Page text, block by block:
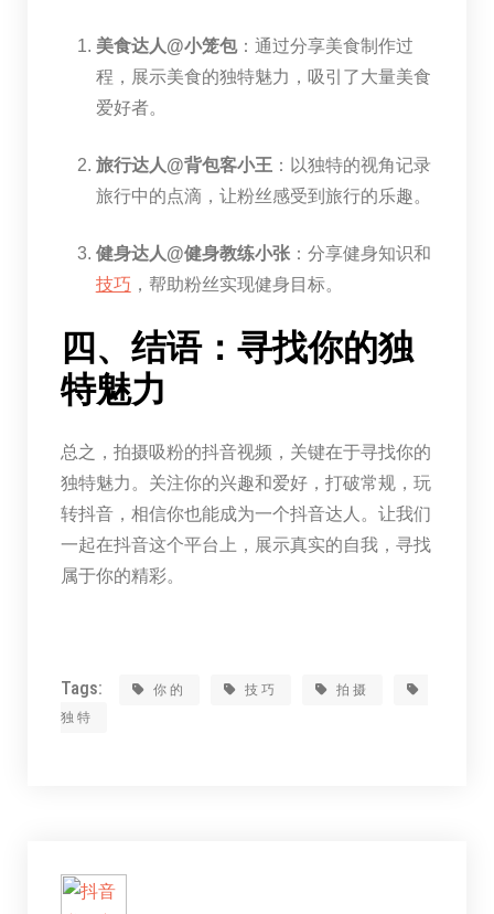
美食达人@小笼包：通过分享美食制作过
程，展示美食的独特魅力，吸引了大量美食
爱好者。
旅行达人@背包客小王 ：以独特的视角记录
旅行中的点滴，让粉丝感受到旅行的乐趣。
健身达人@健身教练小张：分享健身知识和
技巧 ，帮助粉丝实现健身目标。
四、结语：寻找你的独
特魅力
总之，拍摄吸粉的抖音视频，关键在于寻找你的
独特魅力。关注你的兴趣和爱好，打破常规，玩
转抖音，相信你也能成为一个抖音达人。让我们
一起在抖音这个平台上，展示真实的自我，寻找
属于你的精彩。
Tags: 你的 技巧
拍摄
独特